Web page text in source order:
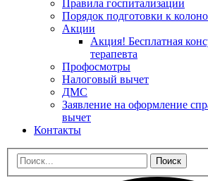
Правила госпитализации
Порядок подготовки к
Акции
Акция! Бесплатная
терапевта
Профосмотры
Налоговый вычет
ДМС
Заявление на оформление
вычет
Контакты